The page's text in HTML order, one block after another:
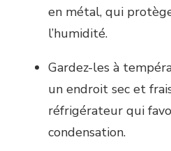
en métal, qui
l’humidité.
Gardez-les à
un endroit sec et
réfrigérateur qui
condensation.